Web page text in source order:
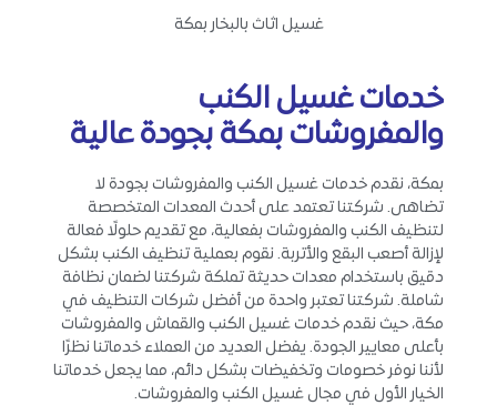
غسيل اثاث بالبخار بمكة
خدمات غسيل الكنب
والمفروشات بمكة بجودة عالية
بمكة، نقدم خدمات غسيل الكنب والمفروشات بجودة لا
تضاهى. شركتنا تعتمد على أحدث المعدات المتخصصة
لتنظيف الكنب والمفروشات بفعالية، مع تقديم حلولًا فعالة
لإزالة أصعب البقع والأتربة. نقوم بعملية تنظيف الكنب بشكل
دقيق باستخدام معدات حديثة تملكة شركتنا لضمان نظافة
شاملة. شركتنا تعتبر واحدة من أفضل شركات التنظيف في
مكة، حيث نقدم خدمات غسيل الكنب والقماش والمفروشات
بأعلى معايير الجودة. يفضل العديد من العملاء خدماتنا نظرًا
لأننا نوفر خصومات وتخفيضات بشكل دائم، مما يجعل خدماتنا
الخيار الأول في مجال غسيل الكنب والمفروشات.